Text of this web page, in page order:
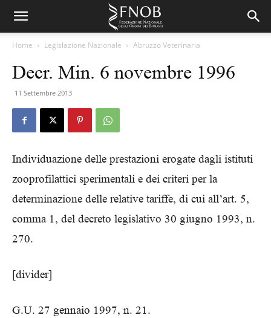
Home Legislazione Nazionale Abruzzo Veterinaria
Decr. Min. 6 novembre 1996
11 Settembre 2013
Individuazione delle prestazioni erogate dagli istituti
zooprofilattici sperimentali e dei criteri per la
determinazione delle relative tariffe, di cui all’art. 5,
comma 1, del decreto legislativo 30 giugno 1993, n.
270.
[divider]
G.U. 27 gennaio 1997, n. 21.